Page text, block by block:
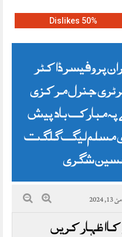
50% Dislikes
پروفیسر ڈاکٹر
جنرل مرکزی
مبارک باد پیش
مسلم لیگ گلگت
حسین شگری
مئ 13, 2024
کا اظہار کریں